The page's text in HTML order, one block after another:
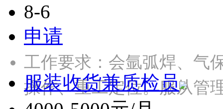
8-6
申请
工作要求：会氩弧焊、气
操作、重工定位。服从
服装收货兼质检员